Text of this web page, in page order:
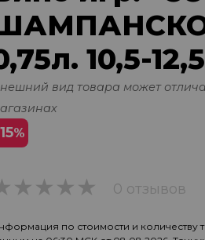
10,5-
вид товара может
%
0 отзывов
по стоимости и количеству